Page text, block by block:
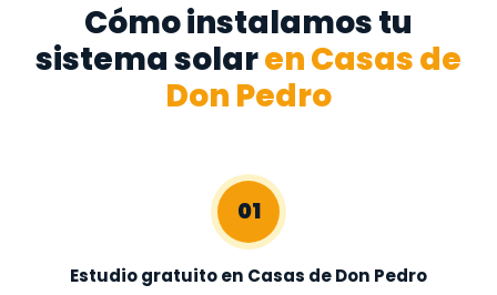
Cómo instalamos tu
sistema solaren Casas de
Don Pedro
01
Estudio gratuito en Casas de Don Pedro